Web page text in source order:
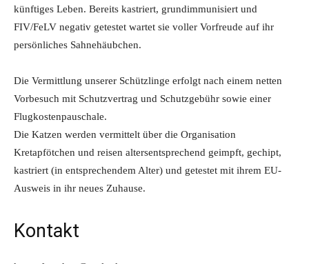
künftiges Leben. Bereits kastriert, grundimmunisiert und
FIV/FeLV negativ getestet wartet sie voller Vorfreude auf ihr
persönliches Sahnehäubchen.
Die Vermittlung unserer Schützlinge erfolgt nach einem netten
Vorbesuch mit Schutzvertrag und Schutzgebühr sowie einer
Flugkostenpauschale.
Die Katzen werden vermittelt über die Organisation
Kretapfötchen und reisen altersentsprechend geimpft, gechipt,
kastriert (in entsprechendem Alter) und getestet mit ihrem EU-
Ausweis in ihr neues Zuhause.
Kontakt